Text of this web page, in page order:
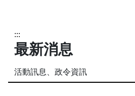
:::
最新消息
活動訊息、政令資訊